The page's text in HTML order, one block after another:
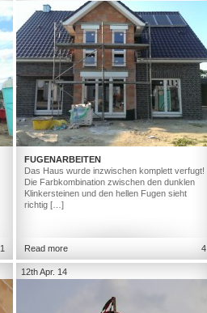
1
FUGENARBEITEN
Das Haus wurde inzwischen komplett verfugt!
Die Farbkombination zwischen den dunklen
Klinkersteinen und den hellen Fugen sieht
richtig […]
Read more 4
12th Apr. 14